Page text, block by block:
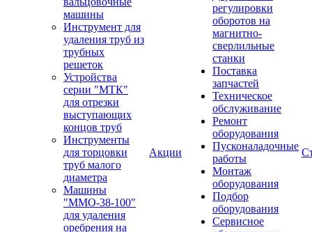
машины
Инструмент для
удаления труб из
трубных
решеток
Устройства
серии "МТК"
для отрезки
выступающих
концов труб
Инструменты
для торцовки
труб малого
диаметра
Машины
"ММО-38-100"
для удаления
оребрения на
Акции
регулировки
оборотов на
магнитно-
сверлильные
станки
Поставка
запчастей
Техническое
обслуживание
Ремонт
оборудования
Пусконаладочные
работы
Монтаж
оборудования
Подбор
оборудования
Сервисное